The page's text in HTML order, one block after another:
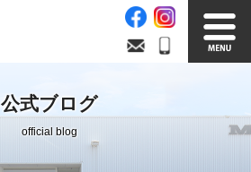
買取無料査定
公式ブログ
official blog